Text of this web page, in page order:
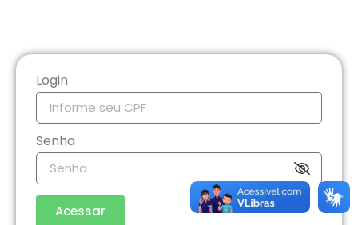
Login
Senha
Acessar